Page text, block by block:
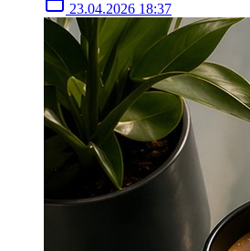
23.04.2026 18:37